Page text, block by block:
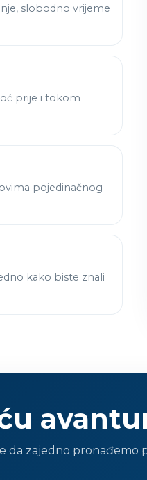
slobodno vrijeme
prije i tokom
pojedinačnog
kako biste znali
zajedno pronađemo